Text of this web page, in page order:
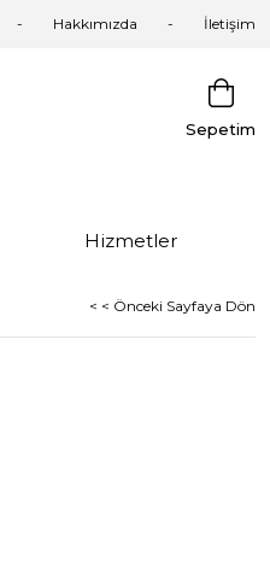
Hakkımızda İletişim
Sepetim
Hizmetler
< < Önceki Sayfaya Dön